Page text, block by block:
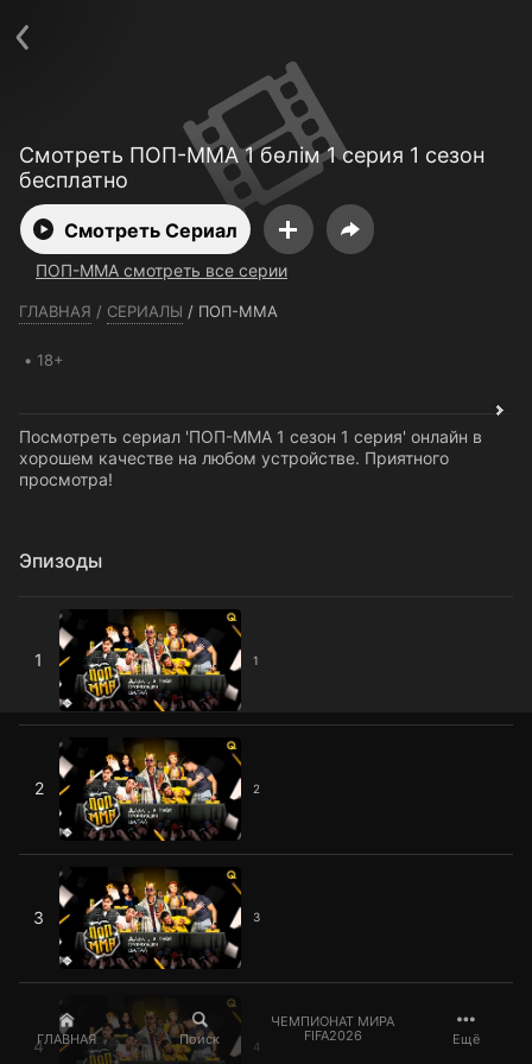
ГЛАВНАЯ Поиск
ЧЕМПИОНАТ МИРА
FIFA2026
Ещё
Смотреть ПОП-ММА 1 бөлім 1 серия 1 сезон
бесплатно
Смотреть Сериал
ПОП-ММА смотреть все серии
ГЛАВНАЯ / СЕРИАЛЫ / ПОП-ММА
18+
Посмотреть сериал 'ПОП-ММА 1 сезон 1 серия' онлайн в
хорошем качестве на любом устройстве. Приятного
просмотра!
Эпизоды
1 1
2 2
3 3
4 4
Политика конфиденциальности
Открыть приложение